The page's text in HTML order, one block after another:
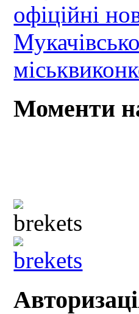
Моменти